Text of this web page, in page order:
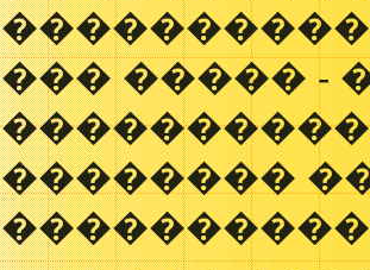
��� ����� -
��������